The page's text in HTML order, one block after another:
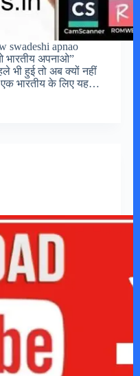
swadeshi apnao
भारतीय अपनाओ”
भी हुई तो अब क्यों नहीं
एक भारतीय के लिए यह…